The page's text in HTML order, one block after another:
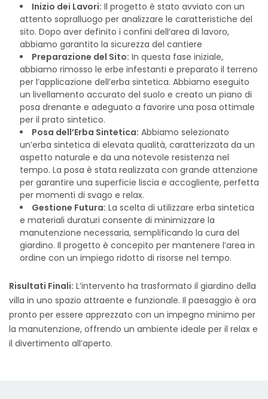
Inizio dei Lavori: Il progetto è stato avviato con un
attento sopralluogo per analizzare le caratteristiche del
sito. Dopo aver definito i confini dell’area di lavoro,
abbiamo garantito la sicurezza del cantiere
Preparazione del Sito: In questa fase iniziale,
abbiamo rimosso le erbe infestanti e preparato il terreno
per l’applicazione dell’erba sintetica. Abbiamo eseguito
un livellamento accurato del suolo e creato un piano di
posa drenante e adeguato a favorire una posa ottimale
per il prato sintetico.
Posa dell’Erba Sintetica: Abbiamo selezionato
un’erba sintetica di elevata qualità, caratterizzata da un
aspetto naturale e da una notevole resistenza nel
tempo. La posa è stata realizzata con grande attenzione
per garantire una superficie liscia e accogliente, perfetta
per momenti di svago e relax.
Gestione Futura: La scelta di utilizzare erba sintetica
e materiali duraturi consente di minimizzare la
manutenzione necessaria, semplificando la cura del
giardino. Il progetto è concepito per mantenere l’area in
ordine con un impiego ridotto di risorse nel tempo.
Risultati Finali: L’intervento ha trasformato il giardino della
villa in uno spazio attraente e funzionale. Il paesaggio è ora
pronto per essere apprezzato con un impegno minimo per
la manutenzione, offrendo un ambiente ideale per il relax e
il divertimento all’aperto.